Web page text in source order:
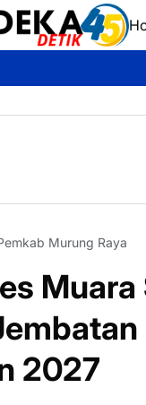
Murung Raya
2027